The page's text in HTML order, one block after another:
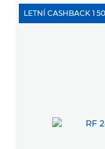
LETNÍ CASHBACK 1